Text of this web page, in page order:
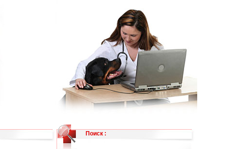
Поиск :